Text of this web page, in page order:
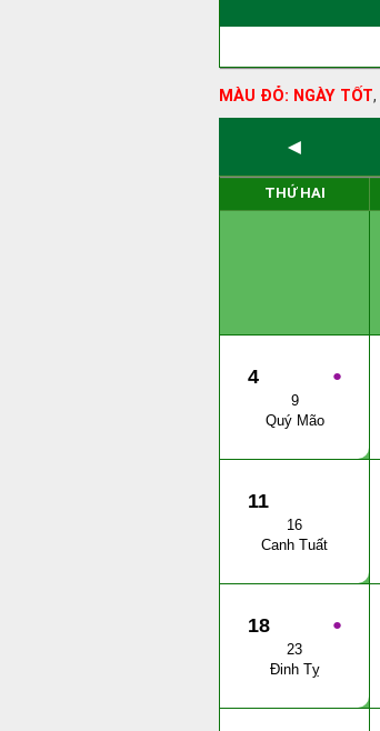
MÀU ĐỎ: NGÀY TỐT,
◄
THỨ HAI
●
4
9
Quý Mão
11
16
Canh Tuất
●
18
23
Đinh Tỵ